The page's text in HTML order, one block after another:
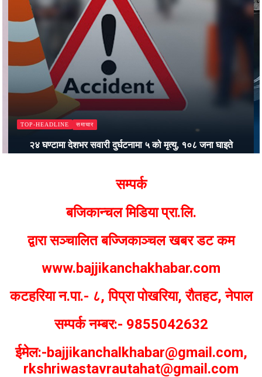
TOP-HEADLINE समाचार
कालीकोटमा स्वास्थ्यकर्मीमाथि दुर्व्यवहार र अस्पतालमा तोडफोड गर्ने
तीन जना पक्राउ
सम्पर्क
बजिकान्चल मिडिया प्रा.लि.
द्वारा सञ्चालित बज्जिकाञ्चल खबर डट कम
www.bajjikanchakhabar.com
कटहरिया न.पा.- ८, पिप्रा पोखरिया, रौतहट, नेपाल
सम्पर्क नम्बर:- 9855042632
ईमेल:-bajjikanchalkhabar@gmail.com,
rkshriwastavrautahat@gmail.com